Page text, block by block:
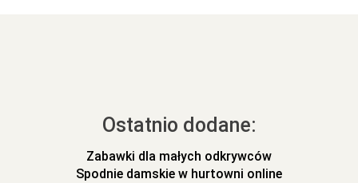
Ostatnio dodane:
Zabawki dla małych odkrywców
Spodnie damskie w hurtowni online